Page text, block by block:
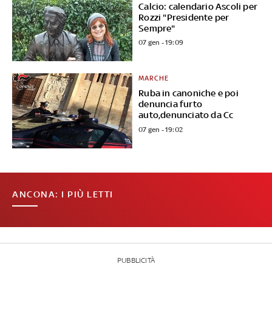
Calcio: calendario Ascoli per
Rozzi "Presidente per
Sempre"
07 gen - 19:09
Ruba in canoniche e poi
denuncia furto
auto,denunciato da Cc
MARCHE
07 gen - 19:02
ANCONA: I PIÙ LETTI
PUBBLICITÀ